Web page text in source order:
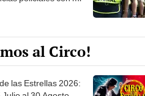
al Circo!
las Estrellas 2026: